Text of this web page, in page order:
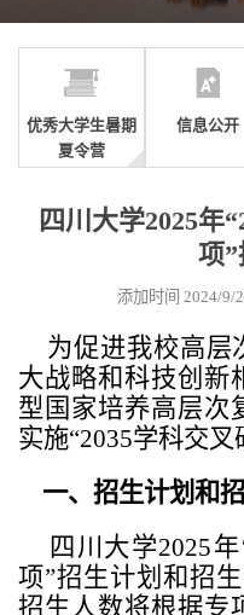
优秀大学生暑期
夏令营
信息公开
四川大学2025年
项
添加时间 2024/
为促进我校高层
大战略和科技创新
型国家培养高层次
实施“2035学科交叉
一、招生计划和
四川大学2025年
项”招生计划和招
招生人数将根据专